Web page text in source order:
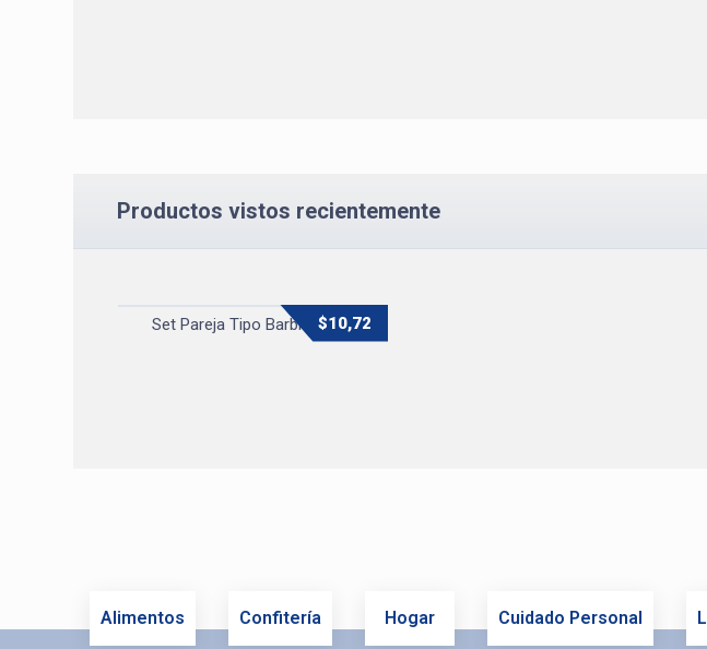
Productos vistos recientemente
Set Pareja Tipo Barbie y Ken
$10,72
Alimentos Confitería Hogar Cuidado Personal